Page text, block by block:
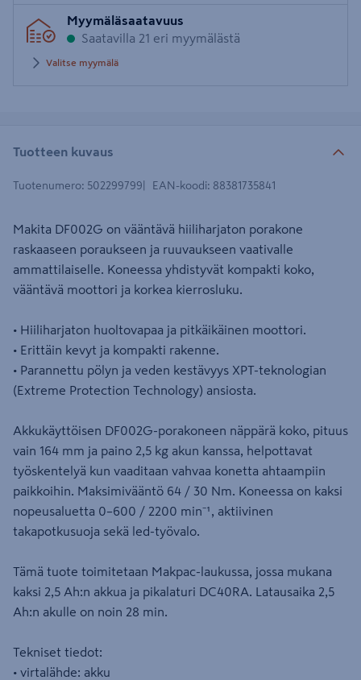
postinumero
Myymäläsaatavuus
Saatavilla 21 eri myymälästä
Valitse myymälä
Tuotteen kuvaus
Tuotenumero: 502299799 EAN-koodi: 88381735841
Makita DF002G on vääntävä hiiliharjaton porakone
raskaaseen poraukseen ja ruuvaukseen vaativalle
ammattilaiselle. Koneessa yhdistyvät kompakti koko,
vääntävä moottori ja korkea kierrosluku.
• Hiiliharjaton huoltovapaa ja pitkäikäinen moottori.
• Erittäin kevyt ja kompakti rakenne.
• Parannettu pölyn ja veden kestävyys XPT-teknologian
(Extreme Protection Technology) ansiosta.
Akkukäyttöisen DF002G-porakoneen näppärä koko, pituus
vain 164 mm ja paino 2,5 kg akun kanssa, helpottavat
työskentelyä kun vaaditaan vahvaa konetta ahtaampiin
paikkoihin. Maksimivääntö 64 / 30 Nm. Koneessa on kaksi
nopeusaluetta 0–600 / 2200 min⁻¹, aktiivinen
takapotkusuoja sekä led-työvalo.
Tämä tuote toimitetaan Makpac-laukussa, jossa mukana
kaksi 2,5 Ah:n akkua ja pikalaturi DC40RA. Latausaika 2,5
Ah:n akulle on noin 28 min.
Tekniset tiedot:
• virtalähde: akku